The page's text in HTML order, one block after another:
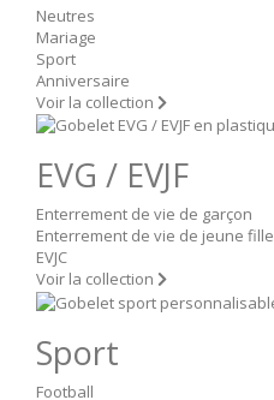
Neutres
Mariage
Sport
Anniversaire
Voir la collection
EVG / EVJF
Enterrement de vie de garçon
Enterrement de vie de jeune fille
EVJC
Voir la collection
Sport
Football